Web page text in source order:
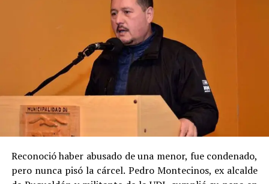
Reconoció haber abusado de una menor, fue condenado,
pero nunca pisó la cárcel. Pedro Montecinos, ex alcalde